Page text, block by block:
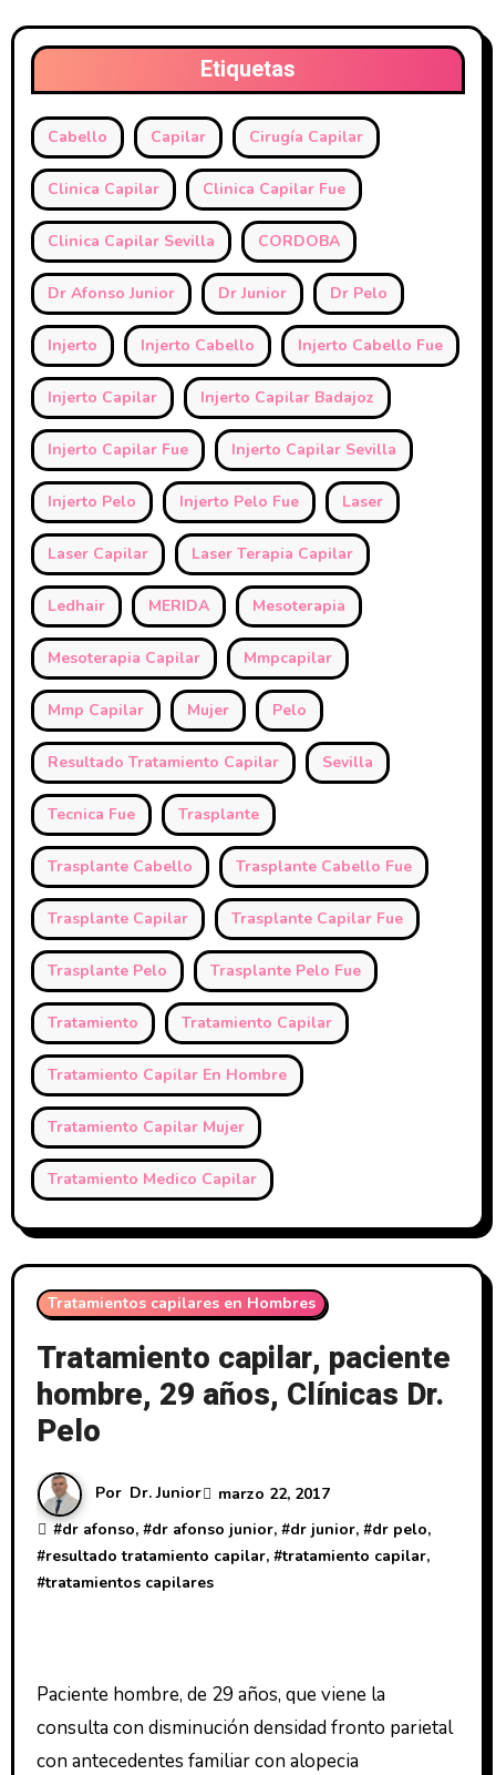
Etiquetas
Cabello Capilar Cirugía Capilar
Clinica Capilar Clinica Capilar Fue
Clinica Capilar Sevilla CORDOBA
Dr Afonso Junior Dr Junior Dr Pelo
Injerto Injerto Cabello Injerto Cabello Fue
Injerto Capilar Injerto Capilar Badajoz
Injerto Capilar Fue Injerto Capilar Sevilla
Injerto Pelo Injerto Pelo Fue Laser
Laser Capilar Laser Terapia Capilar
Ledhair MERIDA Mesoterapia
Mesoterapia Capilar Mmpcapilar
Mmp Capilar Mujer Pelo
Resultado Tratamiento Capilar Sevilla
Tecnica Fue Trasplante
Trasplante Cabello Trasplante Cabello Fue
Trasplante Capilar Trasplante Capilar Fue
Trasplante Pelo Trasplante Pelo Fue
Tratamiento Tratamiento Capilar
Tratamiento Capilar En Hombre
Tratamiento Capilar Mujer
Tratamiento Medico Capilar
Tratamientos capilares en Hombres
Tratamiento capilar, paciente
hombre, 29 años, Clínicas Dr.
Pelo
Por Dr. Junior
marzo 22, 2017
#dr afonso, #dr afonso junior, #dr junior, #dr pelo,
#resultado tratamiento capilar, #tratamiento capilar,
#tratamientos capilares
Paciente hombre, de 29 años, que viene la
consulta con disminución densidad fronto parietal
con antecedentes familiar con alopecia